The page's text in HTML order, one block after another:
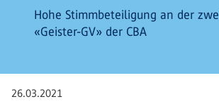
Hohe Stimmbeteiligung an der
«Geister-GV» der CBA
26.03.2021